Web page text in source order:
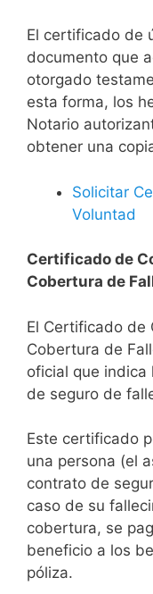
El certificado de
documento que
otorgado
esta forma, los
Notario
obtener una
Solicitar
Voluntad
Certificado de
Cobertura de
El Certificado de
Cobertura de
oficial que
de seguro de
Este certificado
una persona (el
contrato de
caso de su
cobertura, se
beneficio a los
póliza.